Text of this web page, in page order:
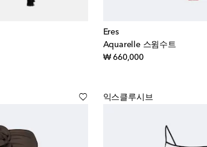
Eres
Aquarelle 스윔수트
₩ 660,000original price
익스클루시브